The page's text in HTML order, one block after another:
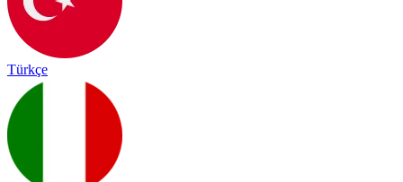
Türkçe